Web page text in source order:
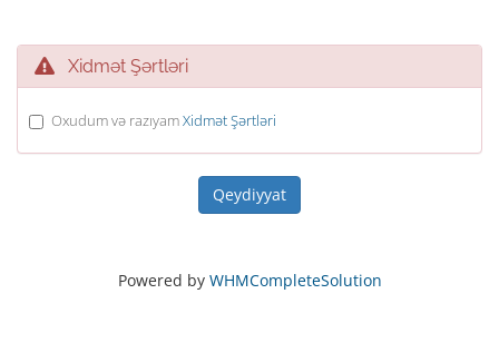
Xidmət Şərtləri
Oxudum və razıyamXidmət Şərtləri
Powered by WHMCompleteSolution